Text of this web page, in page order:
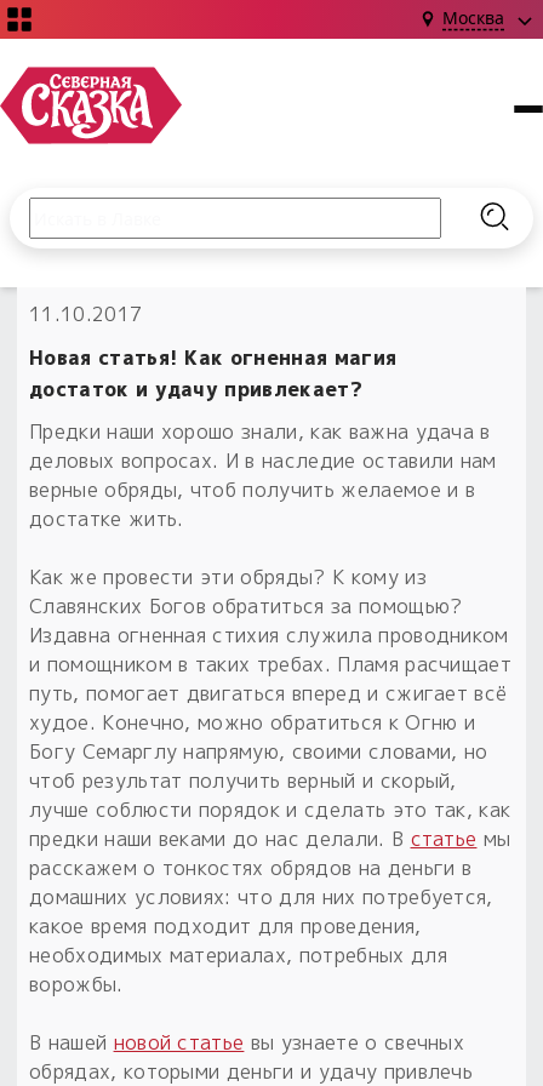
Москва
НОВИНКИ!
Книги
Наборы для курсов и книг
Обереги славян нательные
Обрядовые предметы
Расходные материалы
Готовые заговоры и обряды
Сундучок
Сказки
Магия
Библиография
Наборы для книг
Электронные книги
С чего начать?
Материалы
Для алтаря
Расходные материалы
Гадание он-лайн
Приложение для гадания
30 вариантов раскладов по системе Рез Рода:
Готовые заговоры
Для чего:
Магические наборы
Для алтаря
Расходные материалы
С чего начать?
Новые книги
в лавке!
«Резы Рода. Нежиты» и «Резы
Рода.Духи-Хозяева» с колодами
толковники со значениями, раскладами,
толкованиями колод
Введите текст и нажмите кнопку «Найти», чтобы
11.10.2017
Новая статья! Как огненная магия
достаток и удачу привлекает?
Предки наши хорошо знали, как важна удача в
деловых вопросах. И в наследие оставили нам
верные обряды, чтоб получить желаемое и в
достатке жить.
Как же провести эти обряды? К кому из
Славянских Богов обратиться за помощью?
Издавна огненная стихия служила проводником
и помощником в таких требах. Пламя расчищает
путь, помогает двигаться вперед и сжигает всё
худое. Конечно, можно обратиться к Огню и
Богу Семарглу напрямую, своими словами, но
чтоб результат получить верный и скорый,
лучше соблюсти порядок и сделать это так, как
предки наши веками до нас делали. В статье мы
расскажем о тонкостях обрядов на деньги в
домашних условиях: что для них потребуется,
какое время подходит для проведения,
необходимых материалах, потребных для
ворожбы.
В нашей новой статье вы узнаете о свечных
обрядах, которыми деньги и удачу привлечь